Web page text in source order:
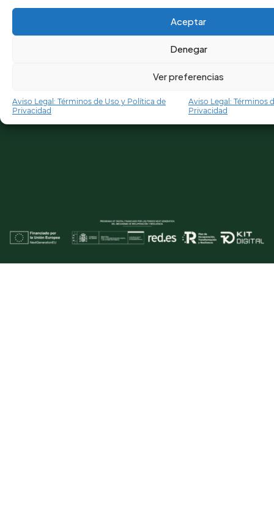
Aceptar
Denegar
Ver preferencias
Aviso Legal: Términos de Uso y Política de
Privacidad
Aviso Legal: Términos
Privacidad